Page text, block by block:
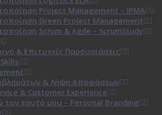
Project Management – IPMA
Green Project Management
Scrum & Agile – ScrumStudy
& Επιτυχείς Παρουσιάσεις
& Λήψη Αποφάσεων
& Customer Experience
εαυτό μου – Personal Branding